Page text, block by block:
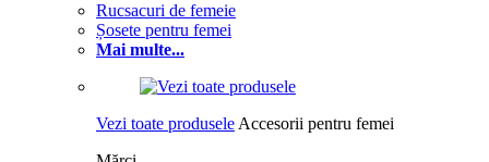
Rucsacuri de femeie
Șosete pentru femei
Mai multe...
Vezi toate produsele Accesorii pentru femei